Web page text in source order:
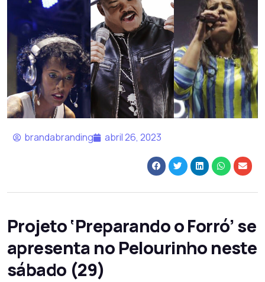
brandabranding abril 26, 2023
Projeto ‘Preparando o Forró’ se
apresenta no Pelourinho neste
sábado (29)